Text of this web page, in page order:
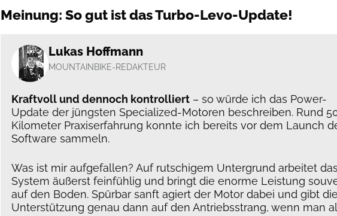
Meinung: So gut ist das Turbo-Levo-Update!
Lukas Hoffmann
MOUNTAINBIKE-REDAKTEUR
Kraftvoll und dennoch kontrolliert – so würde ich das Power-
Update der jüngsten Specialized-Motoren beschreiben. Rund
Kilometer Praxiserfahrung konnte ich bereits vor dem Launch
Software sammeln.
Was ist mir aufgefallen? Auf rutschigem Untergrund arbeitet das
System äußerst feinfühlig und bringt die enorme Leistung
auf den Boden. Spürbar sanft agiert der Motor dabei und gibt die
Unterstützung genau dann auf den Antriebsstrang, wenn man